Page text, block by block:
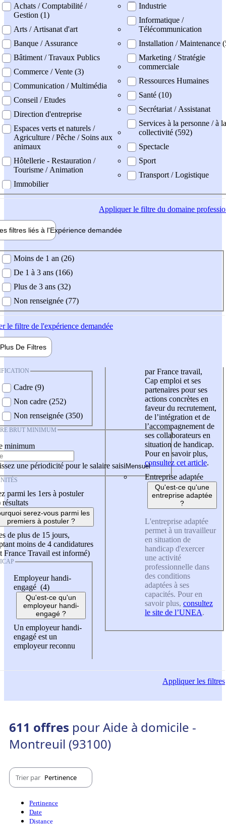
professionel
Achats / Comptabilité /
Gestion (1)
Arts / Artisanat d'art
Banque / Assurance
Bâtiment / Travaux Publics
Commerce / Vente (3)
Communication / Multimédia
Conseil / Etudes
Direction d'entreprise
Espaces verts et naturels /
Agriculture / Pêche / Soins aux
animaux
Hôtellerie - Restauration /
Tourisme / Animation
Immobilier
Industrie
Informatique /
Télécommunication
Installation / Maintenance
Marketing / Stratégie
commerciale
Ressources Humaines
Santé (10)
Secrétariat / Assistanat
Services à la personne / à la
collectivité (592)
Spectacle
Sport
Transport / Logistique
Appliquerle filtre du domaine
filtres liés à l'Expérience demandée
demandée
Moins de 1 an (26)
De 1 à 3 ans (166)
Plus de 3 ans (32)
Non renseignée (77)
le filtre de l'expérience demandée
Plus De Filtres
Cadre (9)
Non cadre (252)
Non renseignée (350)
BRUT MINIMUM
minimum
une périodicité pour le salaire saisi
parmi les 1ers à postuler
résultats
serez-vous parmi les
premiers à postuler ?
de plus de 15 jours,
moins de 4 candidatures
France Travail est informé)
Employeur handi-
engagé (4)
Qu'est-ce qu'un
employeur handi-
engagé ?
Un employeur handi-
engagé est un
employeur reconnu
par France travail,
Cap emploi et ses
partenaires pour ses
actions concrètes en
faveur du recrutement,
de l’intégration et de
l’accompagnement de
ses collaborateurs en
situation de handicap.
Pour en savoir plus,
consultez cet article.
Entreprise adaptée
Qu'est-ce qu'une
entreprise adaptée
?
L'entreprise adaptée
permet à un travailleur
en situation de
handicap d'exercer
une activité
professionnelle dans
des conditions
adaptées à ses
capacités. Pour en
savoir plus, consultez
le site de l’UNEA.
Appliquerles filtres
611 offres pour Aide à domicile -
Montreuil (93100)
Trier par Pertinence
Pertinence
Date
Distance